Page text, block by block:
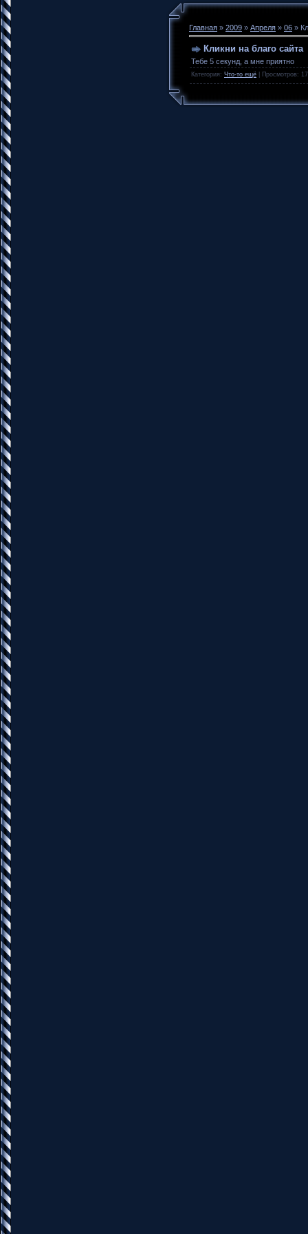
Главная » 2009 » Апреля » 06 »
Кликни на благо сайта
Тебе 5 секунд, а мне приятно
Категория: Что-то ещё Просмотров: